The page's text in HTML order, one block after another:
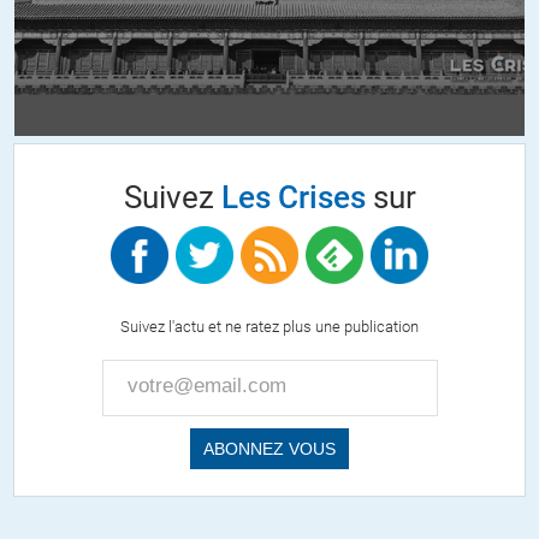
Barachin//20.06.2020 à 21h23
Et les électeurs ? Et les assesseurs ? Et les membres de leur
famille qui par un sens du civisme exacerbé (= la peur de
« estimations personnelles », rien d’étonnant à ce que vous
Suivez Les Crisessur
Suivez l'actu et ne ratez plus une publication